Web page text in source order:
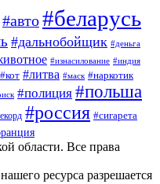
#авто#беларусь
#дальнобойщик #деньга
#изнасилование #индия
#кот #литва #маск #наркотик
#полиция #польша
#россия #сигарета
области. Все права
ресурса разрешается